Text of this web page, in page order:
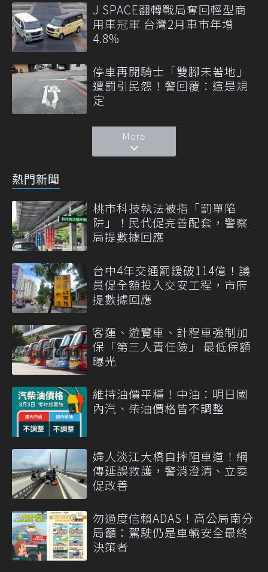
J SPACE翻轉戰局奪回輕型商
用車冠軍 台灣2月車市年增
4.8%
停車再開騎士「雙腳未著地」
遭罰引民怨！警回覆：這是規
定
More
熱門新聞
桃市科技執法被指「罰單陷
阱」！民代促完善配套，警察
局提數據回應
台中4年交通罰鍰破114億！議
員促全額投入交安工程，市府
提數據回應
客運、遊覽車、計程車強制加
保「第三人責任險」 最低保額
曝光
維持油價平穩！中油：明日國
內汽、柴油價格皆不調整
婦人淡江大橋自摔阻車道！網
傳延誤救護，警消澄清、立委
促改善
勿過度信賴ADAS！高公局南分
局籲：駕駛仍是車輛安全最終
決策者